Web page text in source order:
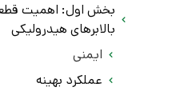
بخش اول: اهمیت
بالابرهای هیدرولیکی
ایمنی
عملکرد بهینه